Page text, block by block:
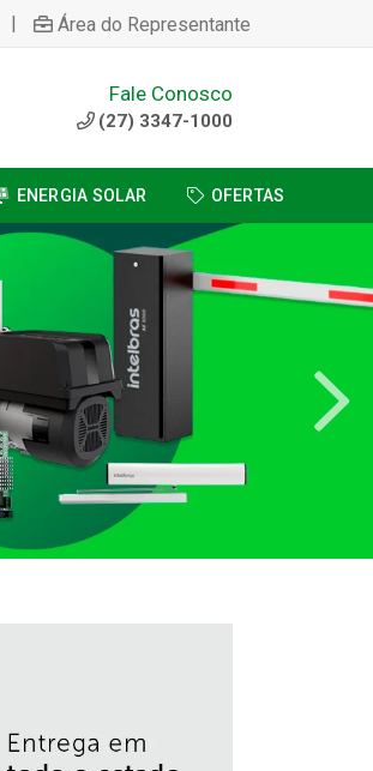
| Área do Representante
Fale Conosco
(27) 3347-1000
ENERGIA SOLAR OFERTAS